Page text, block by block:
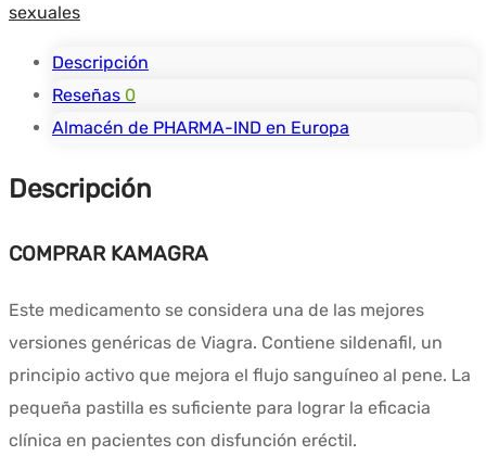
sexuales
Descripción
Reseñas 0
Almacén de PHARMA-IND en Europa
Descripción
COMPRAR KAMAGRA
Este medicamento se considera una de las mejores
versiones genéricas de Viagra. Contiene sildenafil, un
principio activo que mejora el flujo sanguíneo al pene. La
pequeña pastilla es suficiente para lograr la eficacia
clínica en pacientes con disfunción eréctil.